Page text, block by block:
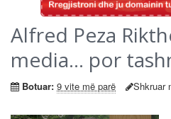
Alfred Peza
media... por
Botuar: 9 vite më parë Shkruar